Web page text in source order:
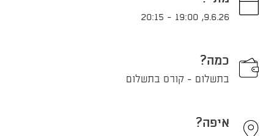
9.6.26
,
19:00
-
20:15
כמה?
בתשלום - קורס בתשלום
איפה?